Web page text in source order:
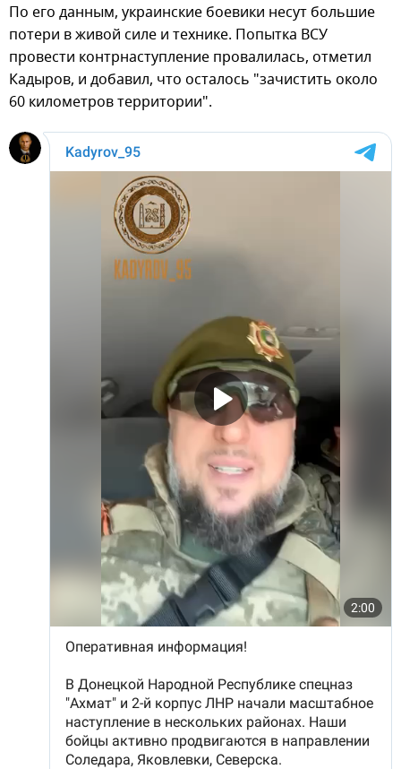
По его данным, украинские боевики несут большие
потери в живой силе и технике. Попытка ВСУ
провести контрнаступление провалилась, отметил
Кадыров, и добавил, что осталось "зачистить около
60 километров территории".